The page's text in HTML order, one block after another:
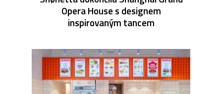
Opera House s designem
inspirovaným tancem